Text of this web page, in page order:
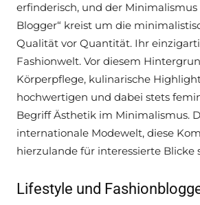
erfinderisch, und der
Blogger“ kreist um die
Qualität vor Quantität. Ihr
Fashionwelt. Vor diesem
Körperpflege, kulinarische
hochwertigen und dabei stets
Begriff Ästhetik im Minimalismus.
internationale Modewelt, diese
hierzulande für interessierte Blicke
Lifestyle und